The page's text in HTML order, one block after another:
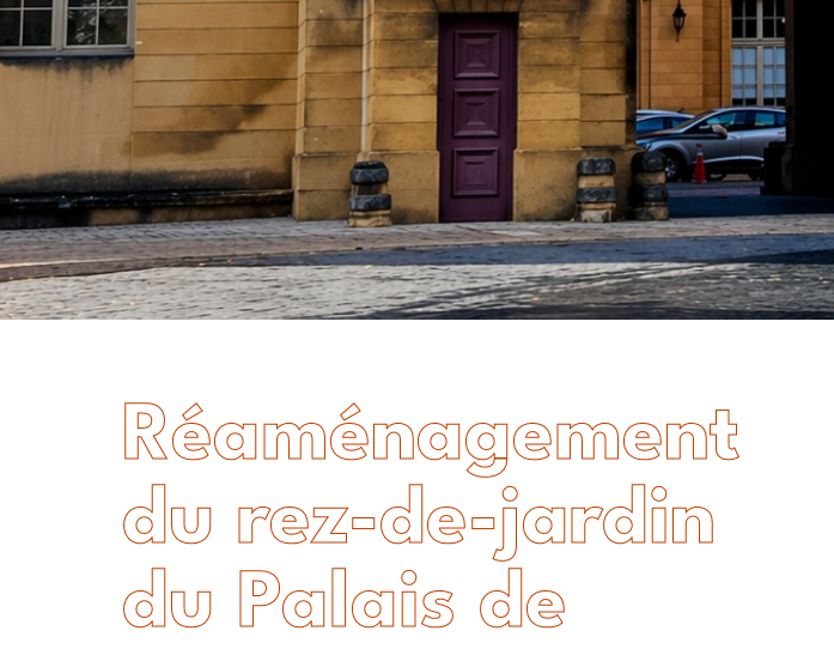
Réaménagement
du rez-de-jardin
du Palais de